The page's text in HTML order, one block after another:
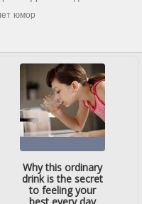
юмор